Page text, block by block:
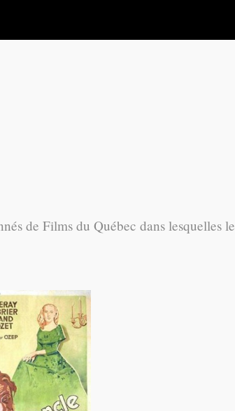
de Films du Québec dans lesquelles le
Chopin
Honneurs aux